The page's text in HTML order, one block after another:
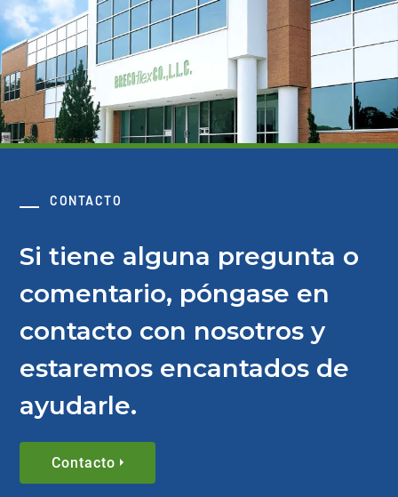
CONTACTO
Si tiene alguna pregunta o
comentario, póngase en
contacto con nosotros y
estaremos encantados de
ayudarle.
Contacto